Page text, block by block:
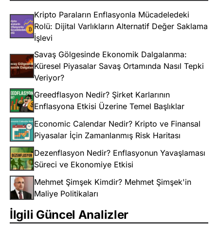
Kripto Paraların Enflasyonla Mücadeledeki
Rolü: Dijital Varlıkların Alternatif Değer Saklama
İşlevi
Savaş Gölgesinde Ekonomik Dalgalanma:
Küresel Piyasalar Savaş Ortamında Nasıl Tepki
Veriyor?
Greedflasyon Nedir? Şirket Karlarının
Enflasyona Etkisi Üzerine Temel Başlıklar
Economic Calendar Nedir? Kripto ve Finansal
Piyasalar İçin Zamanlanmış Risk Haritası
Dezenflasyon Nedir? Enflasyonun Yavaşlaması
Süreci ve Ekonomiye Etkisi
Mehmet Şimşek Kimdir? Mehmet Şimşek'in
Maliye Politikaları
İlgili Güncel Analizler